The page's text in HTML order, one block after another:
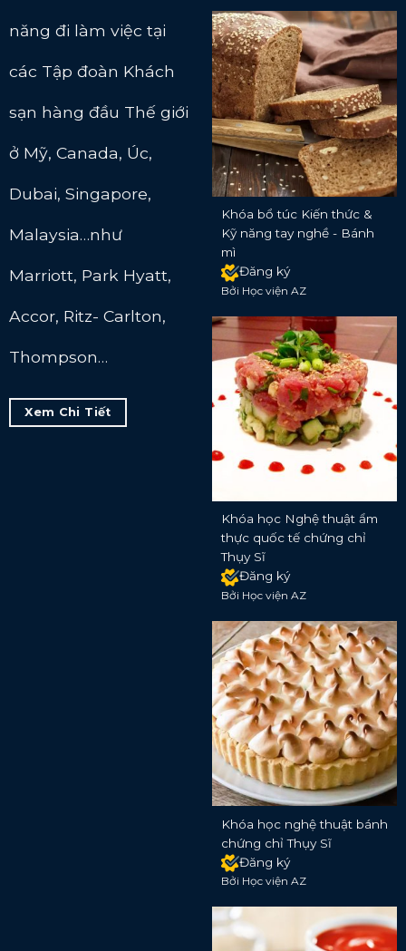
năng đi làm việc tại
các Tập đoàn Khách
sạn hàng đầu Thế giới
ở Mỹ, Canada, Úc,
Dubai, Singapore,
Malaysia…như
Marriott, Park Hyatt,
Accor, Ritz- Carlton,
Thompson…
Xem Chi Tiết
Khóa bổ túc Kiến thức &
Kỹ năng tay nghề - Bánh
mì
Đăng ký
Bởi Học viện AZ
Khóa học Nghệ thuật ẩm
thực quốc tế chứng chỉ
Thụy Sĩ
Đăng ký
Bởi Học viện AZ
Khóa học nghệ thuật bánh
chứng chỉ Thụy Sĩ
Đăng ký
Bởi Học viện AZ